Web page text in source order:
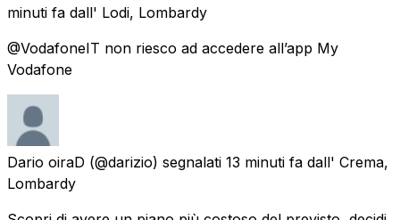
minuti fa dall' Lodi, Lombardy
@VodafoneIT non riesco ad accedere all’app My
Vodafone
Dario oiraD (@darizio) segnalati 13 minuti fa dall' Crema,
Lombardy